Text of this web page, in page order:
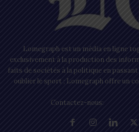
Lomegraph est un média en ligne
exclusivement à la production des
faits de sociétés à la politique en passant
oublier le sport ; Lomegraph offre un
Contactez-nous: